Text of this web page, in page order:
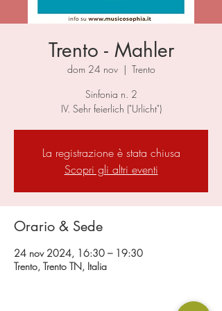
Trento - Mahler
dom 24 nov
  |
Trento
Sinfonia n. 2
IV. Sehr feierlich ("Urlicht")
La registrazione è stata chiusa
Scopri gli altri eventi
Orario & Sede
24 nov 2024, 16:30 – 19:30
Trento, Trento TN, Italia